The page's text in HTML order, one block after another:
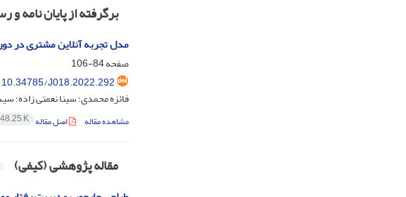
برگرفته از پایان نامه و
مدل تجربه آنلاین مشتری در
صفحه84-106
10.34785/J018.2022.292
فائزه محمدی؛ سینا نعمتی
مشاهده مقاله اصل مقاله K
مقاله پژوهشی (کیفی)